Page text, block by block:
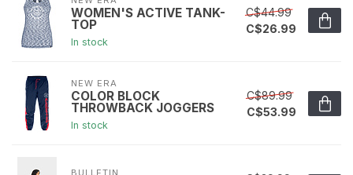
WOMEN'S ACTIVE TANK-
TOP
In stock
C$44.99
C$26.99
NEW ERA
COLOR BLOCK
THROWBACK JOGGERS
In stock
C$89.99
C$53.99
BULLETIN